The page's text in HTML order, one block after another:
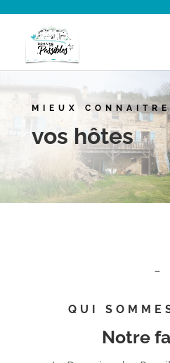
MIEUX CONNAITRE
vos hôtes
–
QUI
Notre